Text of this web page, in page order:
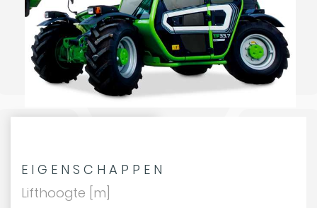
EIGENSCHAPPEN
Lifthoogte [m]